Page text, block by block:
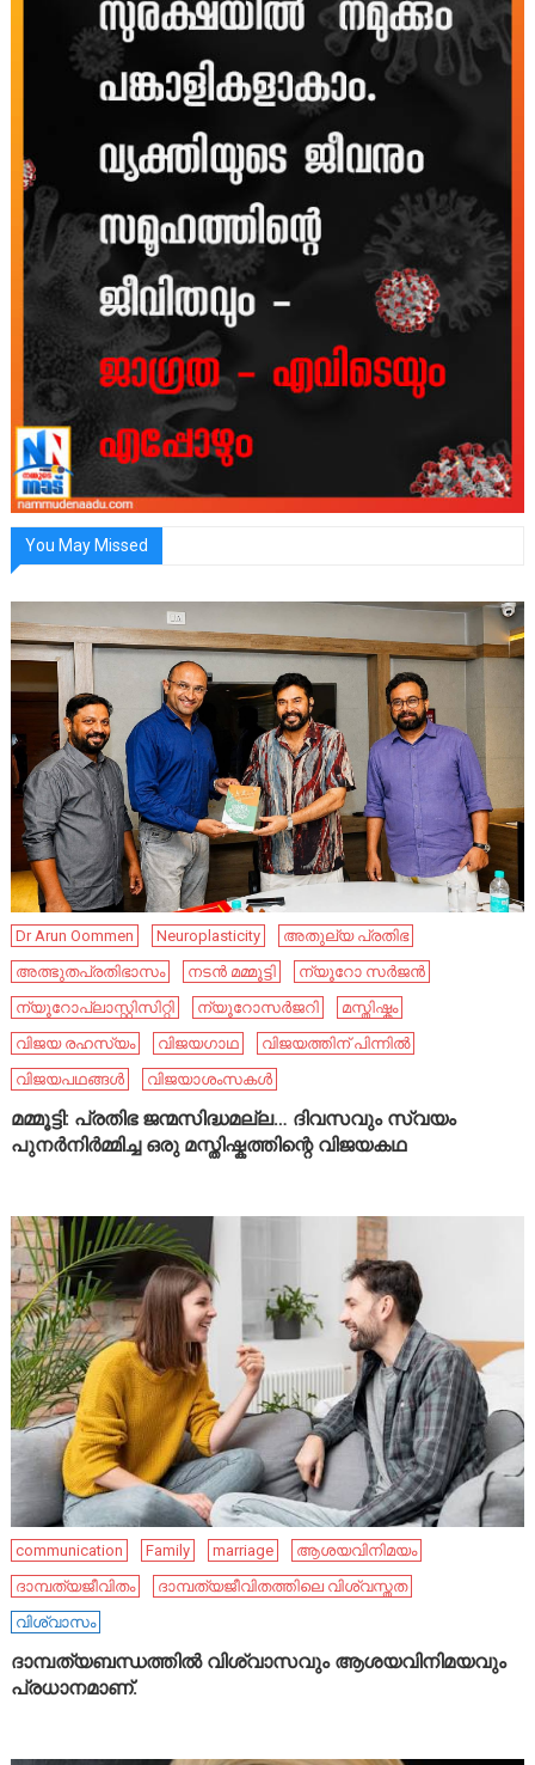
You May Missed
Dr Arun Oommen Neuroplasticity
അതുല്യ പ്രതിഭ
അത്ഭുതപ്രതിഭാസം
നടൻ മമ്മൂട്ടി
ന്യൂറോ സർജൻ
ന്യൂറോപ്ലാസ്റ്റിസിറ്റി
ന്യൂറോസർജറി
മസ്തിഷ്കം
വിജയ രഹസ്യം
വിജയഗാഥ
വിജയത്തിന് പിന്നിൽ
വിജയപഥങ്ങൾ
വിജയാശംസകൾ
മമ്മൂട്ടി: പ്രതിഭ ജന്മസിദ്ധമല്ല… ദിവസവും സ്വയം
പുനർനിർമ്മിച്ച ഒരു മസ്തിഷ്കത്തിന്റെ വിജയകഥ
communication Family marriage
ആശയവിനിമയം
ദാമ്പത്യജീവിതം
ദാമ്പത്യജീവിതത്തിലെ വിശ്വസ്തത
വിശ്വാസം
ദാമ്പത്യബന്ധത്തിൽ വിശ്വാസവും ആശയവിനിമയവും
പ്രധാനമാണ്.